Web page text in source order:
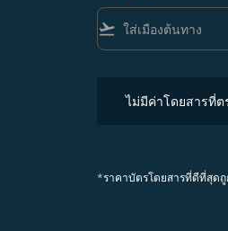
flight_takeoff
ไม่มีค่าโดยสารที่
*ราคาบัตรโดยสารที่ดีที่สุด